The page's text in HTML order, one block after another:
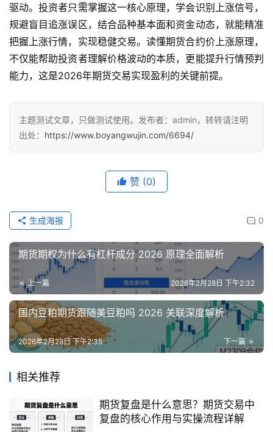
驱动。投资者只需掌握这一核心原理，学会识别上涨信号，
规避盲目追涨误区，结合品种基本面和资金动态，就能精准
把握上涨行情，实现稳健交易。读懂期货合约价上涨原理，
不仅能帮助投资者理解价格波动的本质，更能提升行情预判
能力，这是2026年期货交易实现盈利的关键前提。
主题测试文章，只做测试使用。发布者：admin，转转请注明
出处： https://www.boyangwujin.com/6694/
赞 (0)
0
生成海报
期货期权为什么有杠杆成分 2026 原理全面解析
上一篇 2026年2月28日 下午2:32
国内豆粕期货跟随美豆粕吗 2026 关联深度解析
下一篇
2026年2月28日 下午2:35
相关推荐
期货复盘是什么意思？期货交易中
复盘的核心作用与实操流程详解